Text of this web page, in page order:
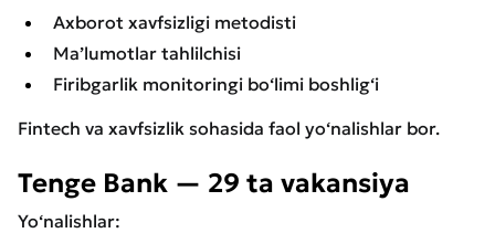
Axborot xavfsizligi metodisti
Ma’lumotlar tahlilchisi
Firibgarlik monitoringi bo‘limi boshlig‘i
Fintech va xavfsizlik sohasida faol yo‘nalishlar bor.
Tenge Bank — 29 ta vakansiya
Yo‘nalishlar: